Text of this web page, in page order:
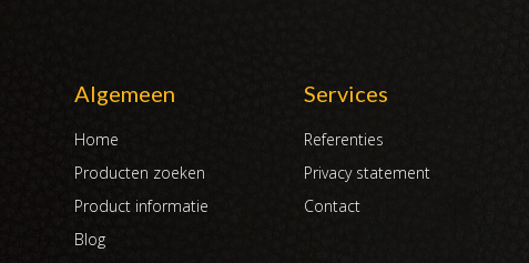
Algemeen
Home
Producten zoeken
Product informatie
Blog
Services
Referenties
Privacy statement
Contact